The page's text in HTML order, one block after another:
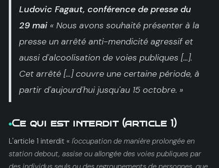
Ludovic Fagaut, conférence de presse du
29 mai« Nous avons souhaité présenter à la
presse un arrêté anti-mendicité agressif et
aussi d'alcoolisation de voies publiques […].
Cet arrêté […] couvre une certaine période, à
partir d'aujourd'hui jusqu'au 15 octobre. »
Ce qui est interdit (article 1)
L'article 1 interdit « l'occupation de manière prolongée en
station debout, assise ou allongée des voies publiques par